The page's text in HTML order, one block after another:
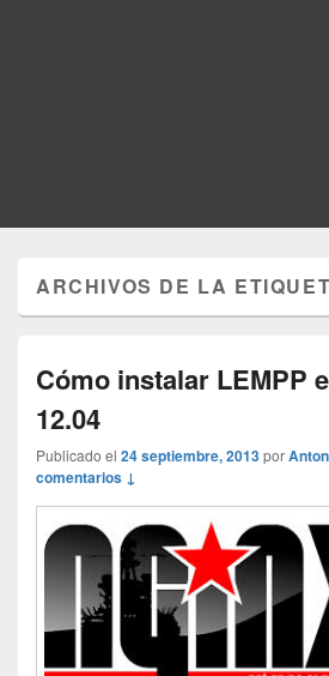
ARCHIVOS DE LA
Cómo instalar LEMPP
12.04
Publicado el 24 septiembre, 2013por
comentarios ↓